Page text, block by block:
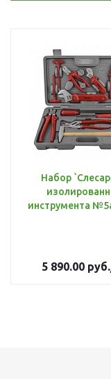
Набор
5 890.00 руб.